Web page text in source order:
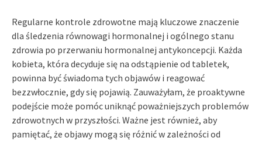
Regularne kontrole zdrowotne mają kluczowe znaczenie
dla śledzenia równowagi hormonalnej i ogólnego stanu
zdrowia po przerwaniu hormonalnej antykoncepcji. Każda
kobieta, która decyduje się na odstąpienie od tabletek,
powinna być świadoma tych objawów i reagować
bezzwłocznie, gdy się pojawią. Zauważyłam, że proaktywne
podejście może pomóc uniknąć poważniejszych problemów
zdrowotnych w przyszłości. Ważne jest również, aby
pamiętać, że objawy mogą się różnić w zależności od